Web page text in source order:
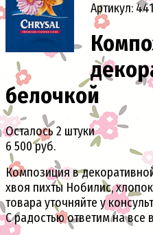
Артикул:
белочкой
Осталось 2 штуки
6 500 руб.
Композиция в
хвоя пихты Нобилис,
товара уточняйте у
С радостью ответим на все